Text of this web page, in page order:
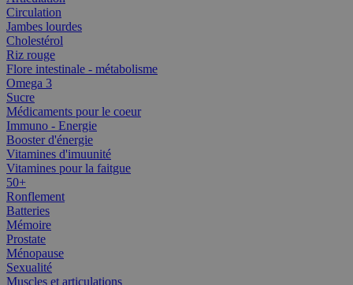
Circulation
Jambes lourdes
Cholestérol
Riz rouge
Flore intestinale - métabolisme
Omega 3
Sucre
Médicaments pour le coeur
Immuno - Energie
Booster d'énergie
Vitamines d'imuunité
Vitamines pour la faitgue
50+
Ronflement
Batteries
Mémoire
Prostate
Ménopause
Sexualité
Muscles et articulations